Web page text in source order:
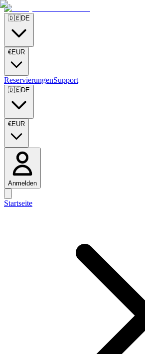
🇩🇪DE
€EUR
ReservierungenSupport
🇩🇪DE
€EUR
Anmelden
Startseite